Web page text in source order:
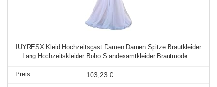
IUYRESX Kleid Hochzeitsgast Damen Damen Spitze Brautkleider
Lang Hochzeitskleider Boho Standesamtkleider Brautmode ...
103,23 €